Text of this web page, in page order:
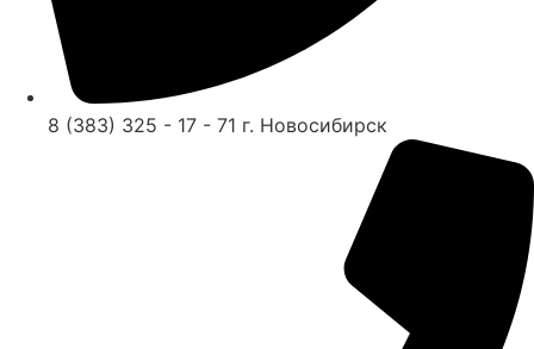
8 (383) 325 - 17 - 71 г. Новосибирск